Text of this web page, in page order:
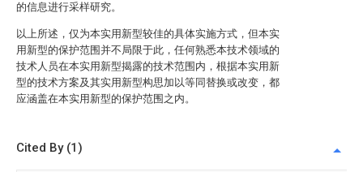
的信息进行采样研究。
以上所述，仅为本实用新型较佳的具体实施方式，但本实
用新型的保护范围并不局限于此，任何熟悉本技术领域的
技术人员在本实用新型揭露的技术范围内，根据本实用新
型的技术方案及其实用新型构思加以等同替换或改变，都
应涵盖在本实用新型的保护范围之内。
Cited By (1)